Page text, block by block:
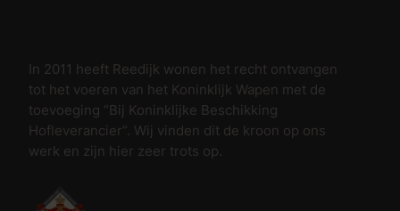
In 2011 heeft Reedijk wonen het recht ontvangen
tot het voeren van het Koninklijk Wapen met de
toevoeging “Bij Koninklijke Beschikking
Hofleverancier”. Wij vinden dit de kroon op ons
werk en zijn hier zeer trots op.